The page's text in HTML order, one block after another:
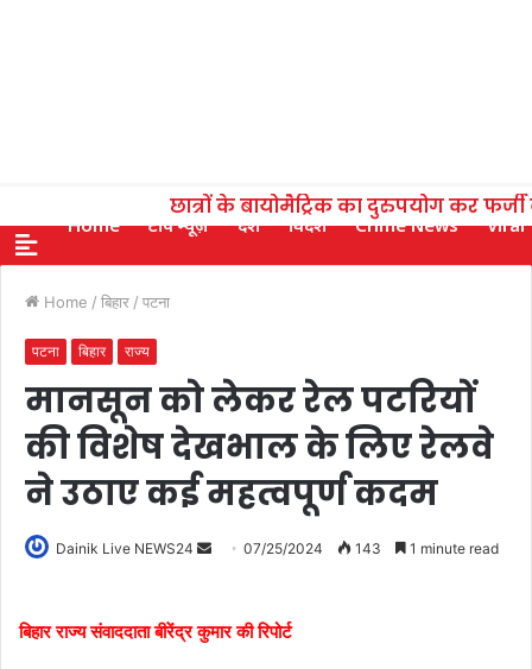
छात्रों के बायोमैट्रिक का दुरुपयोग कर
Home टॉप न्यूज़ देश विदेश Crime News Viral
Home / बिहार / पटना
पटना बिहार राज्य
मानसून को लेकर रेल पटरियों
की विशेष देखभाल के लिए रेलवे
ने उठाए कई महत्वपूर्ण कदम
Dainik Live NEWS24 07/25/2024 143 1 minute read
बिहार राज्य संवाददाता बीरेंद्र कुमार की रिपोर्ट